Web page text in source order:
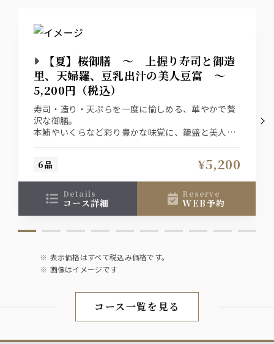
【夏】桜御膳 ～ 上握り寿司と御造
里、天婦羅、豆乳出汁の美人豆富 ～
5,200円（税込）
寿司・造り・天ぷらを一度に愉しめる、華やかで贅
沢な御膳。
本鮪やいくらなど彩り豊かな味覚に、籠盛と美人豆
しみください。
6品 ¥5,200
details
コース詳細
reserve
WEB予約
表示価格はすべて税込み価格です。
画像はイメージです
コース一覧を見る